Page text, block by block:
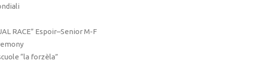
RACE” Espoir–Senior M-F
“la forzèla”